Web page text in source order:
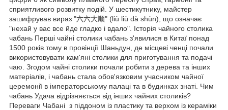
сприятливого розвитку подій. У шестикутнику, майстер
зашифрував вираз "六六大顺" (liù liù dà shùn), що означає
"нехай у вас все йде гладко і вдало". Історія чайного столика
чабань Перші чайні столики чабань з'явилися в Китаї понад
1500 років тому в провінції Шаньдун, де місцеві ченці почали
використовувати кам'яні столики для приготування та подачі
чаю. Згодом чайні столики почали робити з дерева та інших
матеріалів, і чабань стала обов'язковим учасником чайної
церемонії в імператорському палаці та в будинках знаті. Чим
чабань Удача відрізняється від інших чайних столиків?
Переваги Чабані з піддоном із пластику та верхом із кераміки